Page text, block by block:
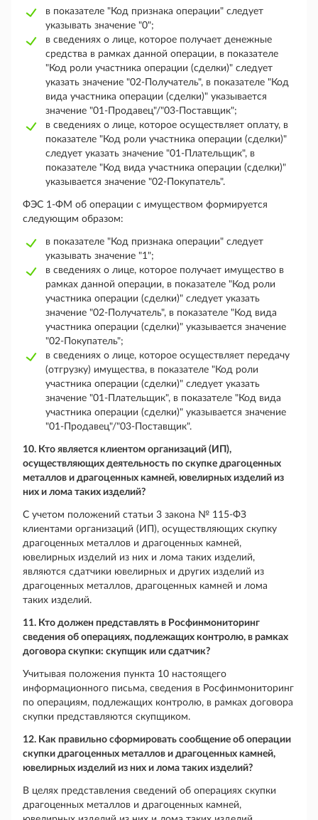
в показателе "Код признака операции" следует
указывать значение "0";
в сведениях о лице, которое получает денежные
средства в рамках данной операции, в показателе
"Код роли участника операции (сделки)" следует
указать значение "02-Получатель", в показателе "Код
вида участника операции (сделки)" указывается
значение "01-Продавец"/"03-Поставщик";
в сведениях о лице, которое осуществляет оплату, в
показателе "Код роли участника операции (сделки)"
следует указать значение "01-Плательщик", в
показателе "Код вида участника операции (сделки)"
указывается значение "02-Покупатель".
ФЭС 1-ФМ об операции с имуществом формируется
следующим образом:
в показателе "Код признака операции" следует
указывать значение "1";
в сведениях о лице, которое получает имущество в
рамках данной операции, в показателе "Код роли
участника операции (сделки)" следует указать
значение "02-Получатель", в показателе "Код вида
участника операции (сделки)" указывается значение
"02-Покупатель";
в сведениях о лице, которое осуществляет передачу
(отгрузку) имущества, в показателе "Код роли
участника операции (сделки)" следует указать
значение "01-Плательщик", в показателе "Код вида
участника операции (сделки)" указывается значение
"01-Продавец"/"03-Поставщик".
10. Кто является клиентом организаций (ИП),
осуществляющих деятельность по скупке драгоценных
металлов и драгоценных камней, ювелирных изделий из
них и лома таких изделий?
С учетом положений статьи 3 закона № 115-ФЗ
клиентами организаций (ИП), осуществляющих скупку
драгоценных металлов и драгоценных камней,
ювелирных изделий из них и лома таких изделий,
являются сдатчики ювелирных и других изделий из
драгоценных металлов, драгоценных камней и лома
таких изделий.
11. Кто должен представлять в Росфинмониторинг
сведения об операциях, подлежащих контролю, в рамках
договора скупки: скупщик или сдатчик?
Учитывая положения пункта 10 настоящего
информационного письма, сведения в Росфинмониторинг
по операциям, подлежащих контролю, в рамках договора
скупки представляются скупщиком.
12. Как правильно сформировать сообщение об операции
скупки драгоценных металлов и драгоценных камней,
ювелирных изделий из них и лома таких изделий?
В целях представления сведений об операциях скупки
драгоценных металлов и драгоценных камней,